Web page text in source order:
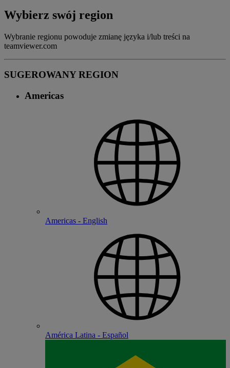
Wybierz swój region
Wybranie regionu powoduje zmianę języka i/lub treści na
teamviewer.com
SUGEROWANY REGION
Americas
Americas - English
América Latina - Español